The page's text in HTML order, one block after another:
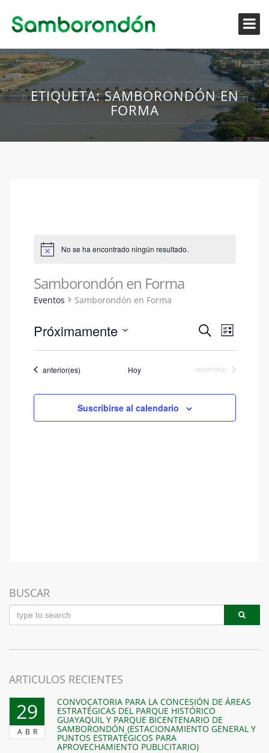
ETIQUETA:SAMBORONDÓN EN
FORMA
No se ha encontrado ningún resultado.
Samborondón en Forma
Eventos Samborondón en Forma
de
y
de
Buscar
de
Lista
Próximamente
Eventos
anterior(es) Hoy Eventos
siguiente(s)
Suscribirse al calendario
BUSCAR
ARTICULOS RECIENTES
29
ABR
CONVOCATORIA PARA LA CONCESIÓN DE ÁREAS
ESTRATÉGICAS DEL PARQUE HISTÓRICO
GUAYAQUIL Y PARQUE BICENTENARIO DE
SAMBORONDÓN (ESTACIONAMIENTO GENERAL Y
PUNTOS ESTRATÉGICOS PARA
APROVECHAMIENTO PUBLICITARIO)